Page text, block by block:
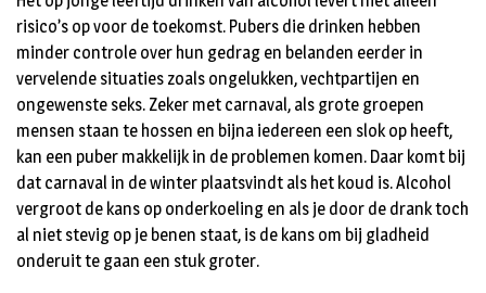
risico’s op voor de toekomst. Pubers die drinken hebben
minder controle over hun gedrag en belanden eerder in
vervelende situaties zoals ongelukken, vechtpartijen en
ongewenste seks. Zeker met carnaval, als grote groepen
mensen staan te hossen en bijna iedereen een slok op heeft,
kan een puber makkelijk in de problemen komen. Daar komt bij
dat carnaval in de winter plaatsvindt als het koud is. Alcohol
vergroot de kans op onderkoeling en als je door de drank toch
al niet stevig op je benen staat, is de kans om bij gladheid
onderuit te gaan een stuk groter.